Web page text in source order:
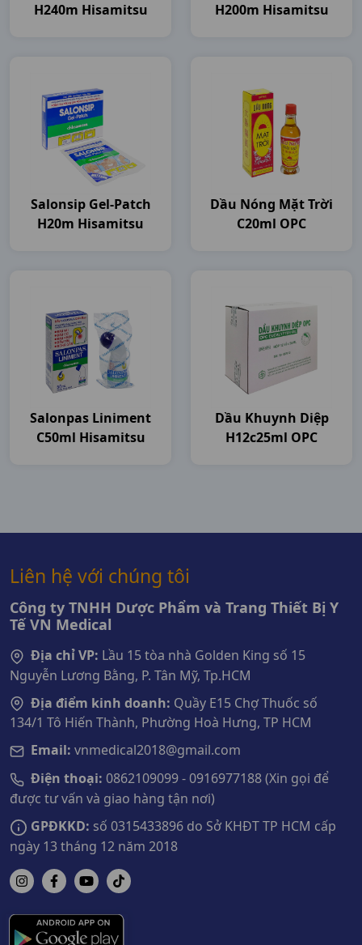
H240m Hisamitsu
H200m Hisamitsu
Salonsip Gel-Patch
H20m Hisamitsu
Dầu Nóng Mặt Trời
C20ml OPC
Salonpas Liniment
C50ml Hisamitsu
Dầu Khuynh Diệp
H12c25ml OPC
Liên hệ với chúng tôi
Công ty TNHH Dược Phẩm và Trang Thiết Bị Y
Tế VN Medical
Địa chỉ VP: Lầu 15 tòa nhà Golden King số 15
Nguyễn Lương Bằng, P. Tân Mỹ, Tp.HCM
Địa điểm kinh doanh: Quầy E15 Chợ Thuốc số
134/1 Tô Hiến Thành, Phường Hoà Hưng, TP HCM
Email: vnmedical2018@gmail.com
Điện thoại: 0862109099 - 0916977188 (Xin gọi để
được tư vấn và giao hàng tận nơi)
GPĐKKD: số 0315433896 do Sở KHĐT TP HCM cấp
ngày 13 tháng 12 năm 2018